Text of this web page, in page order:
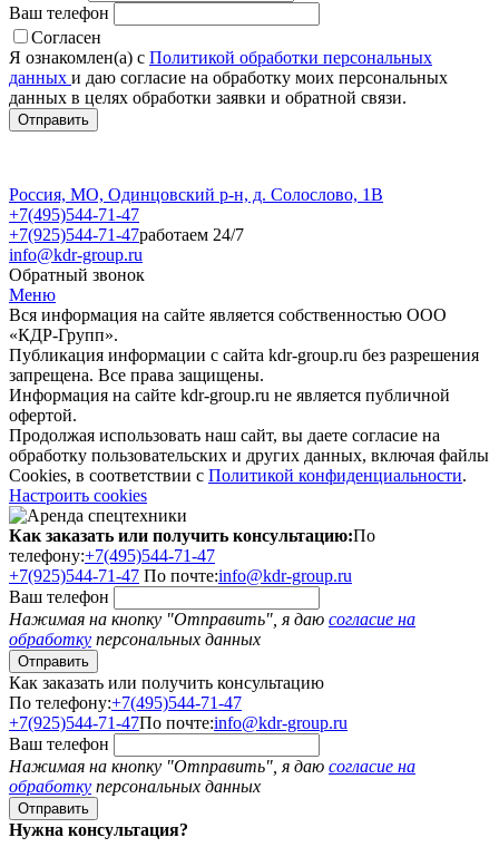
Ваш телефон
Согласен
Я ознакомлен(а) с Политикой обработки персональных
данных и даю согласие на обработку моих персональных
данных в целях обработки заявки и обратной связи.
Россия, МО, Одинцовский р-н, д. Солослово, 1В
+7(495)544-71-47
+7(925)544-71-47работаем 24/7
info@kdr-group.ru
Обратный звонок
Меню
Вся информация на сайте является собственностью ООО
«КДР-Групп».
Публикация информации с сайта kdr-group.ru без разрешения
запрещена. Все права защищены.
Информация на сайте kdr-group.ru не является публичной
офертой.
Продолжая использовать наш сайт, вы даете согласие на
обработку пользовательских и других данных, включая файлы
Cookies, в соответствии с Политикой конфиденциальности.
Настроить cookies
Как заказать или получить консультацию:По
телефону:+7(495)544-71-47
+7(925)544-71-47 По почте:info@kdr-group.ru
Ваш телефон
Нажимая на кнопку "Отправить", я даю согласие на
обработку персональных данных
Как заказать или получить консультацию
По телефону:+7(495)544-71-47
+7(925)544-71-47По почте:info@kdr-group.ru
Ваш телефон
Нажимая на кнопку "Отправить", я даю согласие на
обработку персональных данных
Нужна консультация?